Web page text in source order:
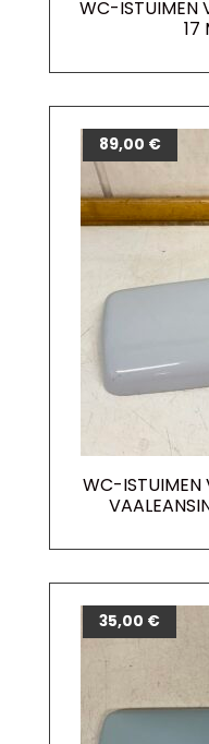
WC-ISTUIMEN
17
WC-ISTUIMEN
89,00 €
35,00 €